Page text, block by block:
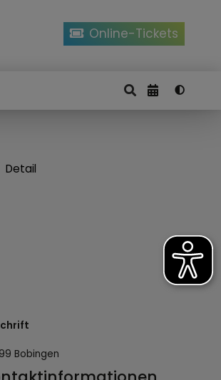
Online-Tickets
Detail
Bobingen